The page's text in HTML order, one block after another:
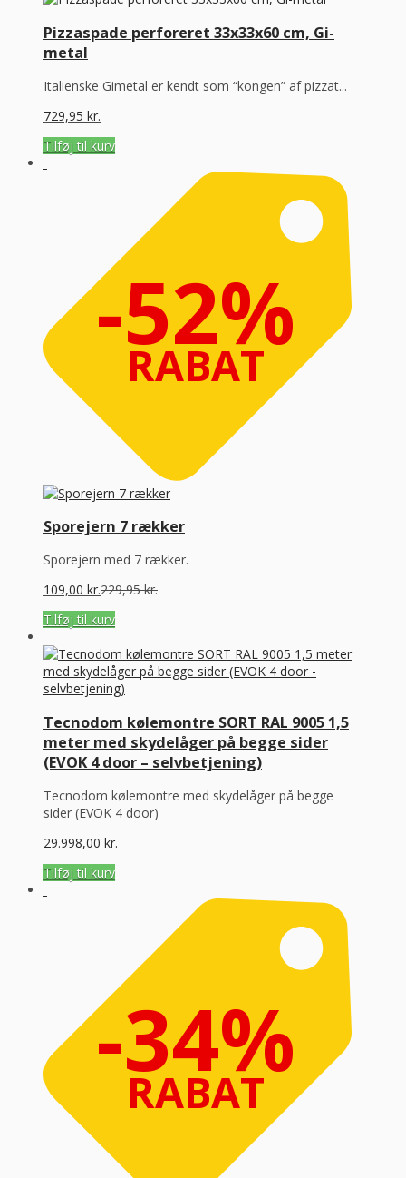
Pizzaspade perforeret 33x33x60 cm, Gi-
metal
Italienske Gimetal er kendt som “kongen” af pizzat...
729,95 kr.
Tilføj til kurv
-52%
RABAT
Sporejern 7 rækker
Sporejern med 7 rækker.
109,00 kr.229,95kr.
Tilføj til kurv
Tecnodom kølemontre SORT RAL 9005 1,5
meter med skydelåger på begge sider
(EVOK 4 door – selvbetjening)
Tecnodom kølemontre med skydelåger på begge
sider (EVOK 4 door)
29.998,00 kr.
Tilføj til kurv
-34%
RABAT